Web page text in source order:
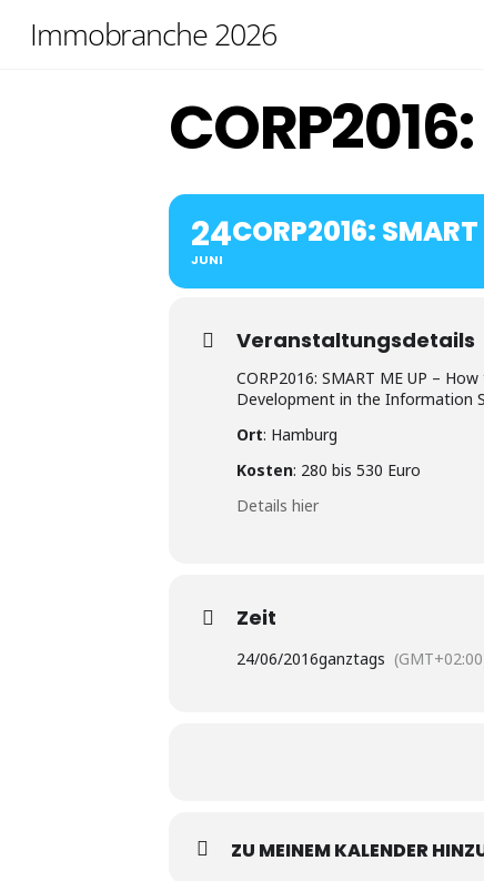
Immobranche 2026
24
JUNI
CORP2016: SMART
Veranstaltungsdetails
CORP2016: SMART ME UP –
Development in the Information
Ort: Hamburg
Kosten: 280 bis 530 Euro
Details hier
Zeit
24/06/2016ganztags
ZU MEINEM KALENDER